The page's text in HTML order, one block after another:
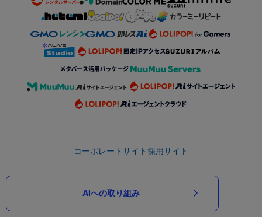
コーポレートサイト採用サイト
AIへの取り組み